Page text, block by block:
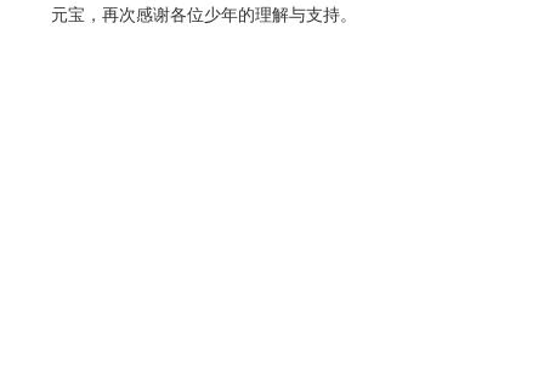
元宝，再次感谢各位少年的理解与支持。